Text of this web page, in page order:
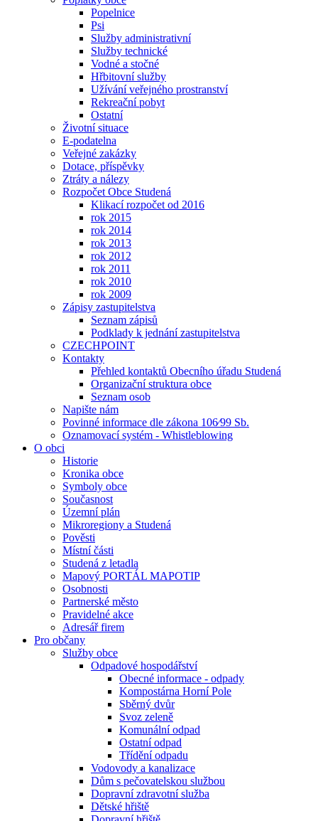
Popelnice
Psi
Služby administrativní
Služby technické
Vodné a stočné
Hřbitovní služby
Užívání veřejného prostranství
Rekreační pobyt
Ostatní
Životní situace
E-podatelna
Veřejné zakázky
Dotace, příspěvky
Ztráty a nálezy
Rozpočet Obce Studená
Klikací rozpočet od 2016
rok 2015
rok 2014
rok 2013
rok 2012
rok 2011
rok 2010
rok 2009
Zápisy zastupitelstva
Seznam zápisů
Podklady k jednání zastupitelstva
CZECHPOINT
Kontakty
Přehled kontaktů Obecního úřadu Studená
Organizační struktura obce
Seznam osob
Napište nám
Povinné informace dle zákona 106⁄99 Sb.
Oznamovací systém - Whistleblowing
O obci
Historie
Kronika obce
Symboly obce
Současnost
Územní plán
Mikroregiony a Studená
Pověsti
Místní části
Studená z letadla
Mapový PORTÁL MAPOTIP
Osobnosti
Partnerské město
Pravidelné akce
Adresář firem
Pro občany
Služby obce
Odpadové hospodářství
Obecné informace - odpady
Kompostárna Horní Pole
Sběrný dvůr
Svoz zeleně
Komunální odpad
Ostatní odpad
Třídění odpadu
Vodovody a kanalizace
Dům s pečovatelskou službou
Dopravní zdravotní služba
Dětské hřiště